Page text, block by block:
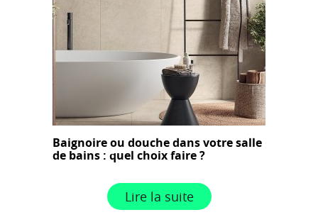
Baignoire ou douche dans votre salle
de bains : quel choix faire ?
Lire la suite